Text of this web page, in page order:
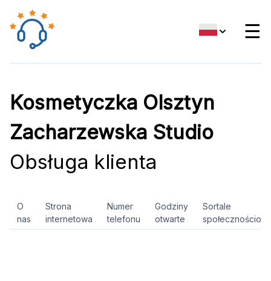
☰
Kosmetyczka Olsztyn
Zacharzewska Studio
Obsługa klienta
O
nas
Strona
internetowa
Numer
telefonu
Godziny
otwarte
Sortale